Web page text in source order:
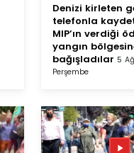
Denizi kirleten
telefonla
MIP’ın verdiği
yangın
bağışladılar 5
Perşembe